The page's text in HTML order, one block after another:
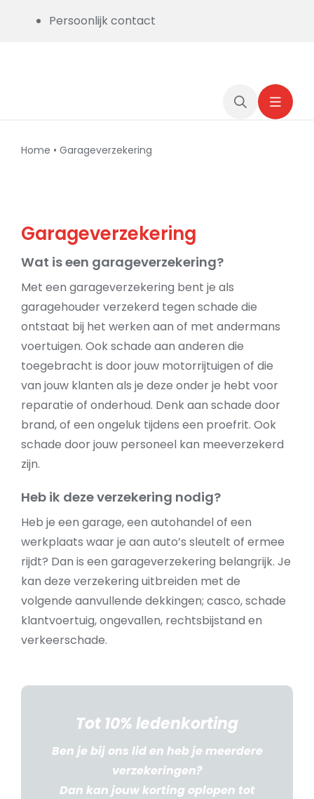
Persoonlijk contact
Home • Garageverzekering
Garageverzekering
Wat is een garageverzekering?
Met een garageverzekering bent je als
garagehouder verzekerd tegen schade die
ontstaat bij het werken aan of met andermans
voertuigen. Ook schade aan anderen die
toegebracht is door jouw motorrijtuigen of die
van jouw klanten als je deze onder je hebt voor
reparatie of onderhoud. Denk aan schade door
brand, of een ongeluk tijdens een proefrit. Ook
schade door jouw personeel kan meeverzekerd
zijn.
Heb ik deze verzekering nodig?
Heb je een garage, een autohandel of een
werkplaats waar je aan auto’s sleutelt of ermee
rijdt? Dan is een garageverzekering belangrijk. Je
kan deze verzekering uitbreiden met de
volgende aanvullende dekkingen; casco, schade
klantvoertuig, ongevallen, rechtsbijstand en
verkeerschade.
Tot 10% ledenkorting
Ben je bij ons lid en heb je meerdere
verzekeringen?
Dan kan jouw korting oplopen tot